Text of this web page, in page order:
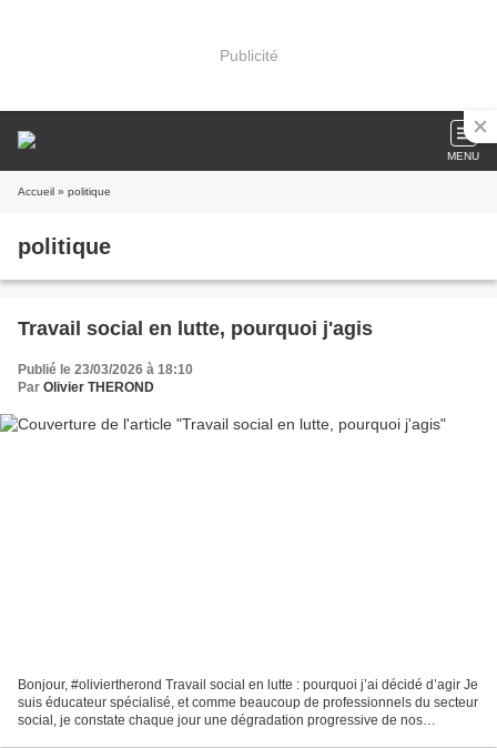
Publicité
MENU
Accueil » politique
politique
Travail social en lutte, pourquoi j'agis
Publié le 23/03/2026 à 18:10
Par Olivier THEROND
Bonjour, #oliviertherond Travail social en lutte : pourquoi j’ai décidé d’agir Je
suis éducateur spécialisé, et comme beaucoup de professionnels du secteur
social, je constate chaque jour une dégradation progressive de nos